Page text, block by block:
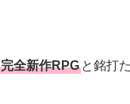
完全新作RPG と銘打